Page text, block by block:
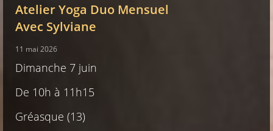
Atelier Yoga Duo Mensuel
Avec Sylviane
11 mai 2026
Dimanche 7 juin
De 10h à 11h15
Gréasque (13)